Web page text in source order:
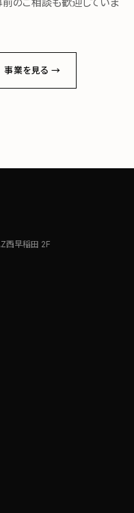
事業を見る →
西早稲田 2F